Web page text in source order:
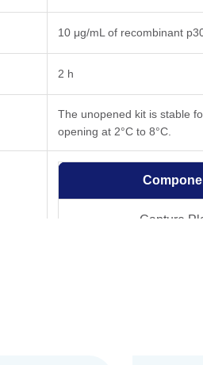
10 μg/mL of recombinant
2 h
The unopened kit is stable
opening at 2°C to 8°C.
Capture